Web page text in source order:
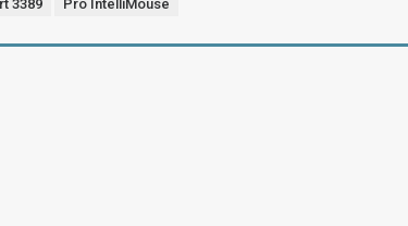
3389 Pro IntelliMouse